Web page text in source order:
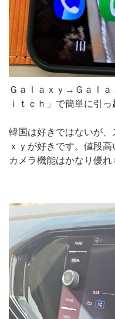
Ｇａｌａｘｙ→Ｇａｌａ
ｉｔｃｈ」で簡単に引っ
韓国は好きではないが
ｘｙが好きです。値段
カメラ機能はかなり優れ